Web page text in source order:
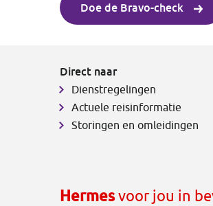
Doe de Bravo-check
Direct naar
Dienstregelingen
Actuele reisinformatie
Storingen en omleidingen
Hermesvoor jou in